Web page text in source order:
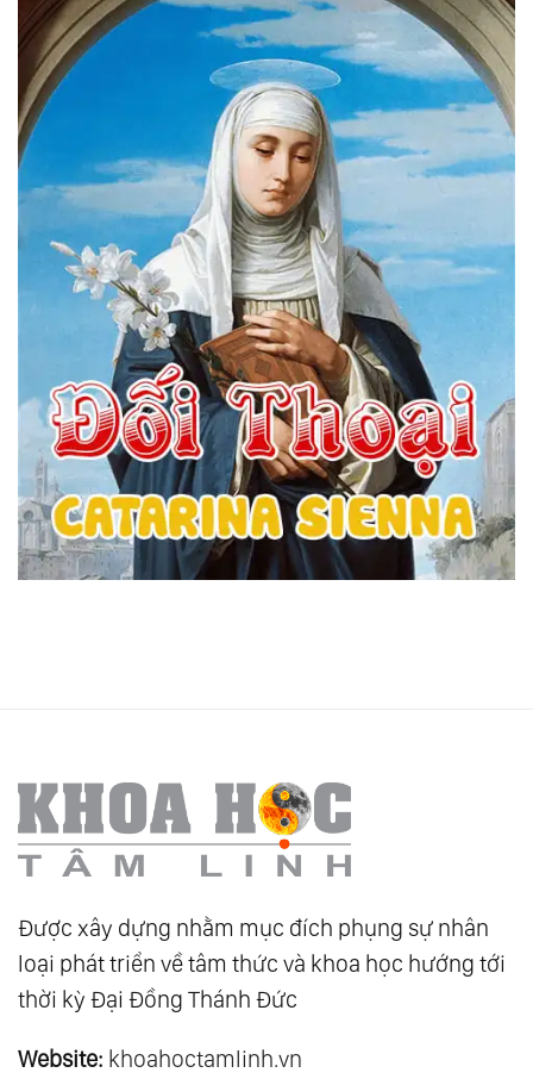
Được xây dựng nhằm mục đích phụng sự nhân
loại phát triển về tâm thức và khoa học hướng tới
thời kỳ Đại Đồng Thánh Đức
Website: khoahoctamlinh.vn